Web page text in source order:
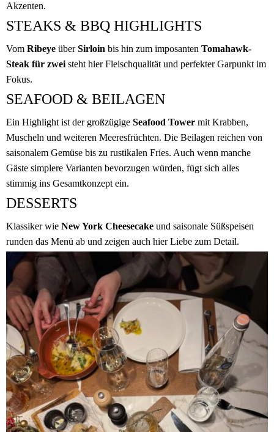
Akzenten.
STEAKS & BBQ HIGHLIGHTS
Vom Ribeye überSirloin bis hin zum imposanten Tomahawk-
Steak für zwei steht hier Fleischqualität und perfekter Garpunkt im
Fokus.
SEAFOOD & BEILAGEN
Ein Highlight ist der großzügige Seafood Tower mit Krabben,
Muscheln und weiteren Meeresfrüchten. Die Beilagen reichen von
saisonalem Gemüse bis zu rustikalen Fries. Auch wenn manche
Gäste simplere Varianten bevorzugen würden, fügt sich alles
stimmig ins Gesamtkonzept ein.
DESSERTS
Klassiker wie New York Cheesecake und saisonale Süßspeisen
runden das Menü ab und zeigen auch hier Liebe zum Detail.